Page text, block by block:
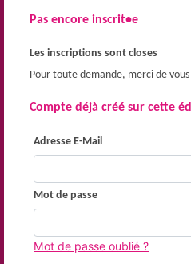
Pas encore inscrit•e
Les inscriptions sont closes
Pour toute demande, merci de
Compte déjà créé sur cette
Adresse E-Mail
Mot de passe
Mot de passe oublié ?